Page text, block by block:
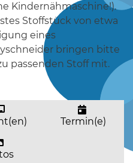
Kindernähmaschine!).
Stoffstück von etwa
eines
bringen bitte
passenden Stoff mit.
Termin(e)